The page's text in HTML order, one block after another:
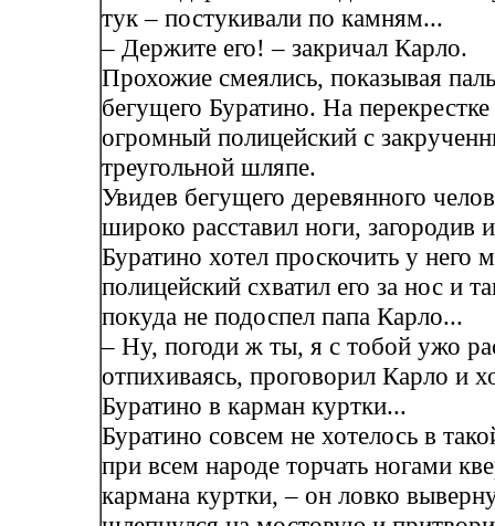
тук – постукивали по камням...
– Держите его! – закричал Карло.
Прохожие смеялись, показывая
бегущего Буратино. На перекрестке
огромный полицейский с
треугольной шляпе.
Увидев бегущего деревянного
широко расставил ноги, загородив
Буратино хотел проскочить у него
полицейский схватил его за нос и
покуда не подоспел папа Карло...
– Ну, погоди ж ты, я с тобой ужо
отпихиваясь, проговорил Карло и
Буратино в карман куртки...
Буратино совсем не хотелось в
при всем народе торчать ногами
кармана куртки, – он ловко